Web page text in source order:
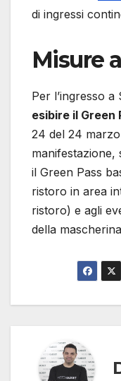
di ingressi
Misure
Per l’ingresso a
esibire il Green
24 del 24
manifestazione,
il Green Pass
ristoro in area
ristoro) e agli
della